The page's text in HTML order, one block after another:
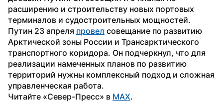
расширению и строительству новых портовых
терминалов и судостроительных мощностей.
Путин 23 апреля провел совещание по развитию
Арктической зоны России и Трансарктического
транспортного коридора. Он подчеркнул, что для
реализации намеченных планов по развитию
территорий нужны комплексный подход и сложная
управленческая работа.
Читайте «Север-Пресс» в MAX.